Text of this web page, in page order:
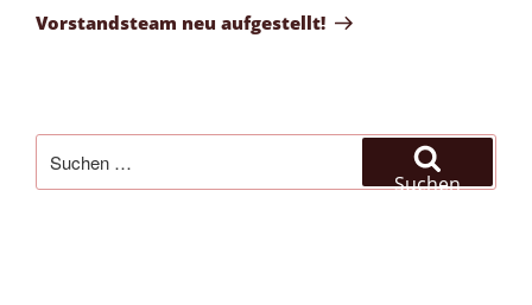
Beitrag
Vorstandsteam neu aufgestellt!
nach:
Suchen